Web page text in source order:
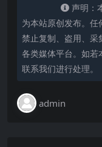
声明：
为本站原创发布。任
禁止复制、盗用、采
各类媒体平台。如若
联系我们进行处理。
admin